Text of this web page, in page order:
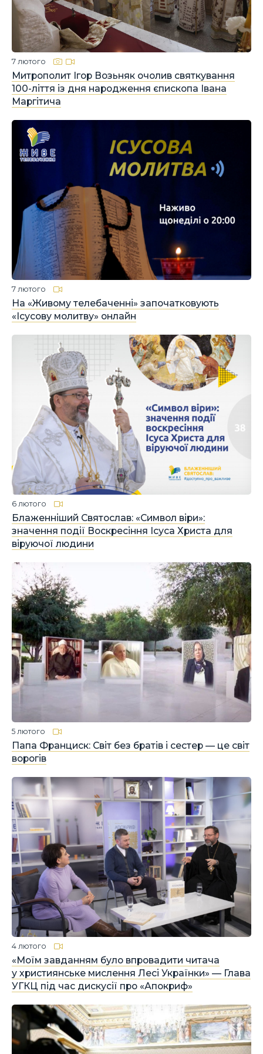
Митрополит Ігор Возьняк очолив святкування
100-ліття із дня народження єпископа Івана
Маргітича
7 лютого
На «Живому телебаченні» започатковують
«Ісусову молитву» онлайн
7 лютого
Блаженніший Святослав: «Символ віри»:
значення події Воскресіння Ісуса Христа для
віруючої людини
6 лютого
Папа Франциск: Світ без братів і сестер — це світ
ворогів
5 лютого
«Моїм завданням було впровадити читача
у християнське мислення Лесі Українки» — Глава
УГКЦ під час дискусії про «Апокриф»
4 лютого